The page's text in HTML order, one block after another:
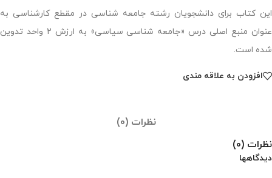
این کتاب برای دانشجویان رشته جامعه شناسی در مقطع کارشناسی به
عنوان منبع اصلی درس «جامعه شناسی سیاسی» به ارزش 2 واحد تدوین
شده است.
افزودن به علاقه مندی
نظرات (0)
نظرات (0)
دیدگاهها